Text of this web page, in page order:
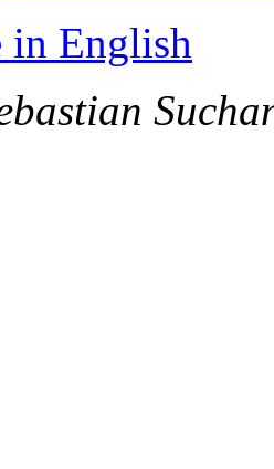
in English